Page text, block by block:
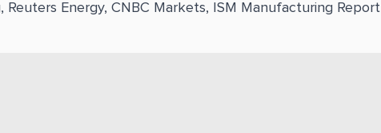
Reuters Energy, CNBC Markets, ISM Manufacturing Report